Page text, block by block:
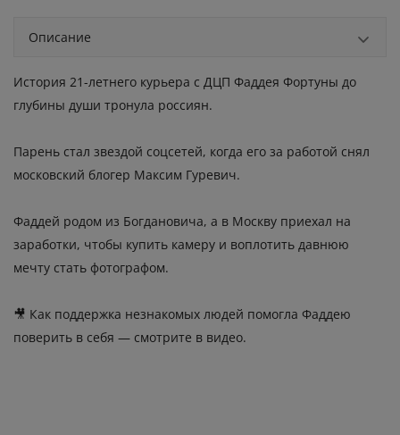
Описание
История 21-летнего курьера с ДЦП Фаддея Фортуны до
глубины души тронула россиян.
Парень стал звездой соцсетей, когда его за работой снял
московский блогер Максим Гуревич.
Фаддей родом из Богдановича, а в Москву приехал на
заработки, чтобы купить камеру и воплотить давнюю
мечту стать фотографом.
🎥 Как поддержка незнакомых людей помогла Фаддею
поверить в себя — смотрите в видео.